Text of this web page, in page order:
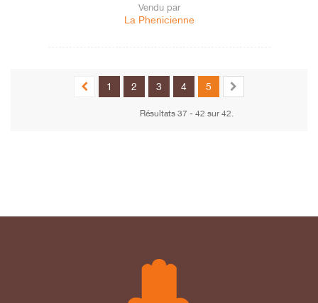
Vendu par
La Phenicienne
1 2 3 4 5
Résultats 37 - 42 sur 42.